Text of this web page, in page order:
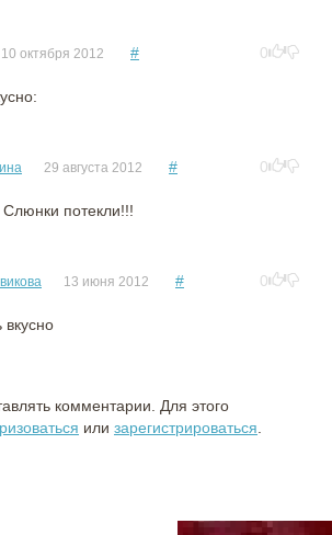
10 октября 2012 # 0
29 августа 2012 # 0
потекли!!!
13 июня 2012 # 0
комментарии. Для этого
или зарегистрироваться